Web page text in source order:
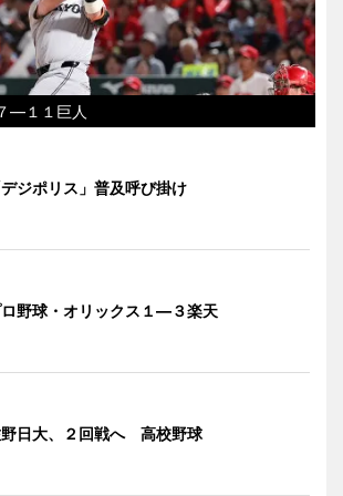
―１１巨人
デジポリス」普及呼び掛け
野球・オリックス１―３楽天
日大、２回戦へ 高校野球